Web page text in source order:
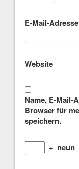
E-Mail-Adresse
Website
Name, E-Mail-
Browser für
speichern.
+ neun